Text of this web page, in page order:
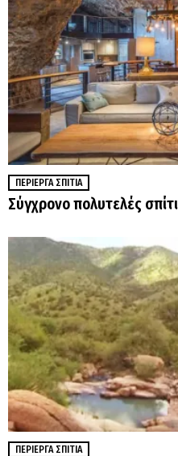
ΠΕΡΊΕΡΓΑ ΣΠΊΤΙΑ
Σύγχρονο πολυτελές
ΠΕΡΊΕΡΓΑ ΣΠΊΤΙΑ